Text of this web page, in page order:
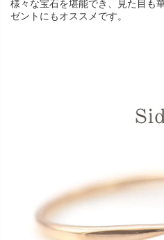
様々な宝石を堪能でき、見た目も
ゼントにもオススメです。